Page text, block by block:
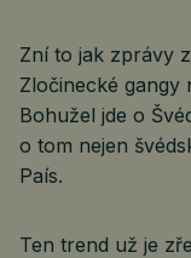
Zní to jak zprávy
Zločinecké gangy
Bohužel jde o
o tom nejen
País.
Ten trend už je